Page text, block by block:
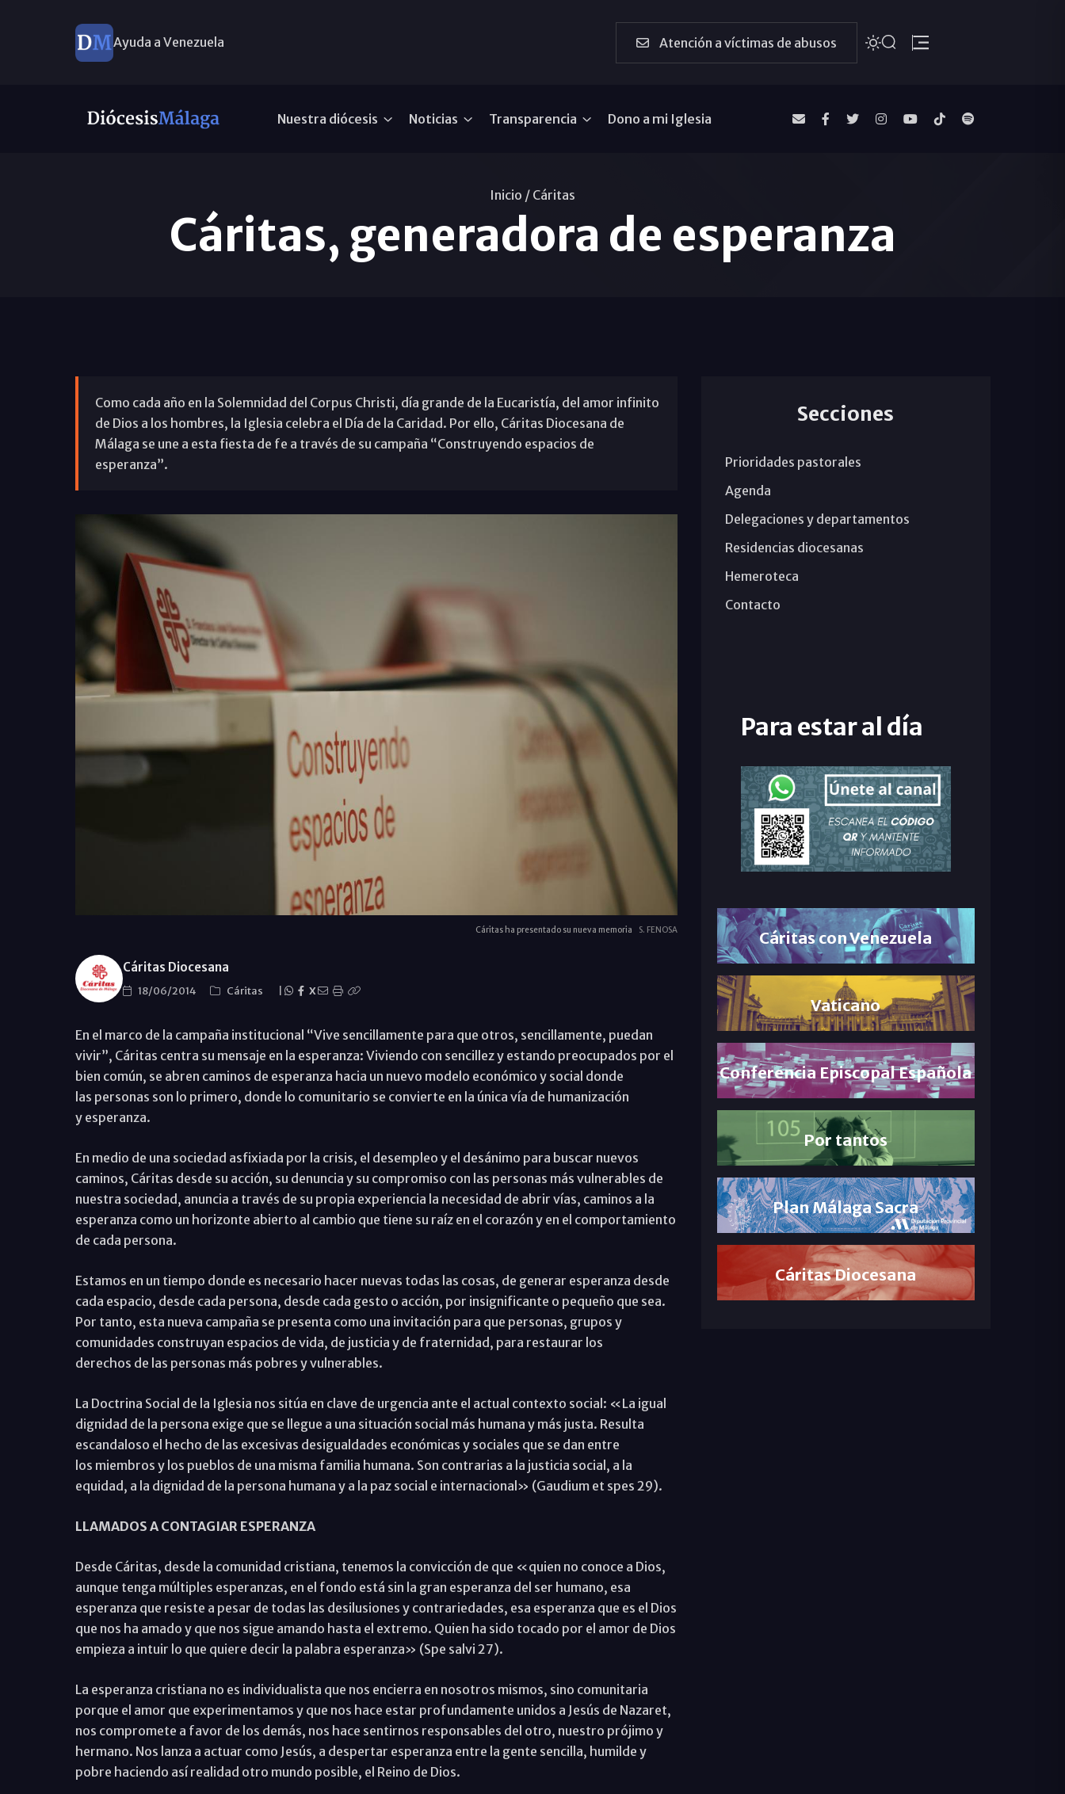
Ayuda a Venezuela Atención a víctimas de abusos
Nuestra diócesis Noticias Transparencia Dono a mi Iglesia
Inicio / Cáritas
Cáritas, generadora de esperanza
Como cada año en la Solemnidad del Corpus Christi, día grande de la Eucaristía, del amor infinito
de Dios a los hombres, la Iglesia celebra el Día de la Caridad. Por ello, Cáritas Diocesana de
Málaga se une a esta fiesta de fe a través de su campaña “Construyendo espacios de
esperanza”.
Cáritas ha presentado su nueva memoria S. FENOSA
Cáritas Diocesana
18/06/2014 Cáritas X
En el marco de la campaña institucional “Vive sencillamente para que otros, sencillamente, puedan
vivir”, Cáritas centra su mensaje en la esperanza: Viviendo con sencillez y estando preocupados por el
bien común, se abren caminos de esperanza hacia un nuevo modelo económico y social donde
las personas son lo primero, donde lo comunitario se convierte en la única vía de humanización
y esperanza.
En medio de una sociedad asfixiada por la crisis, el desempleo y el desánimo para buscar nuevos
caminos, Cáritas desde su acción, su denuncia y su compromiso con las personas más vulnerables de
nuestra sociedad, anuncia a través de su propia experiencia la necesidad de abrir vías, caminos a la
esperanza como un horizonte abierto al cambio que tiene su raíz en el corazón y en el comportamiento
de cada persona.
Estamos en un tiempo donde es necesario hacer nuevas todas las cosas, de generar esperanza desde
cada espacio, desde cada persona, desde cada gesto o acción, por insignificante o pequeño que sea.
Por tanto, esta nueva campaña se presenta como una invitación para que personas, grupos y
comunidades construyan espacios de vida, de justicia y de fraternidad, para restaurar los
derechos de las personas más pobres y vulnerables.
La Doctrina Social de la Iglesia nos sitúa en clave de urgencia ante el actual contexto social: «La igual
dignidad de la persona exige que se llegue a una situación social más humana y más justa. Resulta
escandaloso el hecho de las excesivas desigualdades económicas y sociales que se dan entre
los miembros y los pueblos de una misma familia humana. Son contrarias a la justicia social, a la
equidad, a la dignidad de la persona humana y a la paz social e internacional» (Gaudium et spes 29).
LLAMADOS A CONTAGIAR ESPERANZA
Desde Cáritas, desde la comunidad cristiana, tenemos la convicción de que «quien no conoce a Dios,
aunque tenga múltiples esperanzas, en el fondo está sin la gran esperanza del ser humano, esa
esperanza que resiste a pesar de todas las desilusiones y contrariedades, esa esperanza que es el Dios
que nos ha amado y que nos sigue amando hasta el extremo. Quien ha sido tocado por el amor de Dios
empieza a intuir lo que quiere decir la palabra esperanza» (Spe salvi 27).
La esperanza cristiana no es individualista que nos encierra en nosotros mismos, sino comunitaria
porque el amor que experimentamos y que nos hace estar profundamente unidos a Jesús de Nazaret,
nos compromete a favor de los demás, nos hace sentirnos responsables del otro, nuestro prójimo y
hermano. Nos lanza a actuar como Jesús, a despertar esperanza entre la gente sencilla, humilde y
pobre haciendo así realidad otro mundo posible, el Reino de Dios.
Secciones
Prioridades pastorales
Agenda
Delegaciones y departamentos
Residencias diocesanas
Hemeroteca
Contacto
Para estar al día
Cáritas con Venezuela
Vaticano
Conferencia Episcopal Española
Por tantos
Plan Málaga Sacra
Cáritas Diocesana